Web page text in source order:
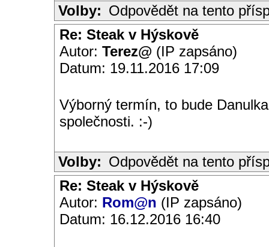
Volby: Odpovědět na tento
Re: Steak v Hýskově
Autor: Terez@ (IP zapsáno)
Datum: 19.11.2016 17:09
Výborný termín, to bude
společnosti. :-)
Volby: Odpovědět na tento
Re: Steak v Hýskově
Autor: Rom@n (IP zapsáno)
Datum: 16.12.2016 16:40